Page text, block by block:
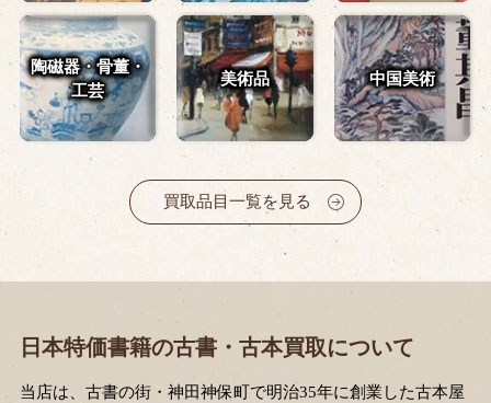
陶磁器・骨董・
工芸
美術品 中国美術
買取品目一覧を見る
日本特価書籍の古書・古本買取について
当店は、古書の街・神田神保町で明治35年に創業した古本屋